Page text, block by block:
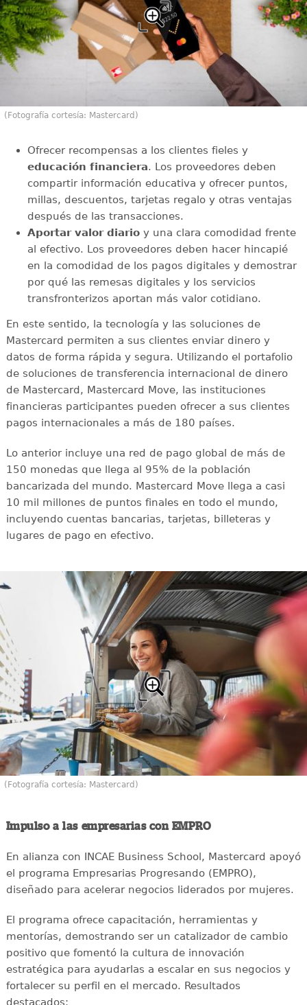
(Fotografía cortesía: Mastercard)
Ofrecer recompensas a los clientes fieles y
educación financiera. Los proveedores deben
compartir información educativa y ofrecer puntos,
millas, descuentos, tarjetas regalo y otras ventajas
después de las transacciones.
Aportar valor diario y una clara comodidad frente
al efectivo. Los proveedores deben hacer hincapié
en la comodidad de los pagos digitales y demostrar
por qué las remesas digitales y los servicios
transfronterizos aportan más valor cotidiano.
En este sentido, la tecnología y las soluciones de
Mastercard permiten a sus clientes enviar dinero y
datos de forma rápida y segura. Utilizando el portafolio
de soluciones de transferencia internacional de dinero
de Mastercard, Mastercard Move, las instituciones
financieras participantes pueden ofrecer a sus clientes
pagos internacionales a más de 180 países.
Lo anterior incluye una red de pago global de más de
150 monedas que llega al 95% de la población
bancarizada del mundo. Mastercard Move llega a casi
10 mil millones de puntos finales en todo el mundo,
incluyendo cuentas bancarias, tarjetas, billeteras y
lugares de pago en efectivo.
(Fotografía cortesía: Mastercard)
Impulso a las empresarias con EMPRO
En alianza con INCAE Business School, Mastercard apoyó
el programa Empresarias Progresando (EMPRO),
diseñado para acelerar negocios liderados por mujeres.
El programa ofrece capacitación, herramientas y
mentorías, demostrando ser un catalizador de cambio
positivo que fomentó la cultura de innovación
estratégica para ayudarlas a escalar en sus negocios y
fortalecer su perfil en el mercado. Resultados
destacados: